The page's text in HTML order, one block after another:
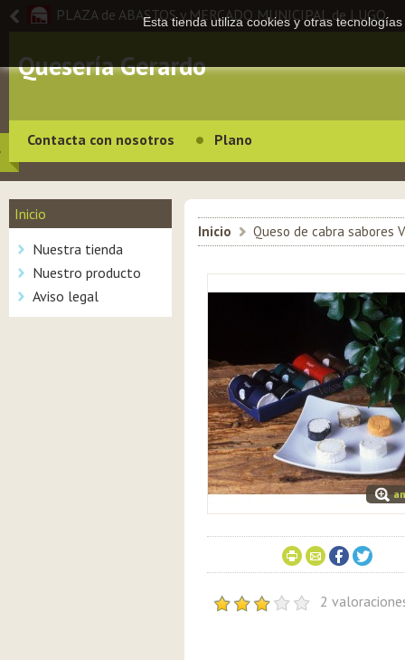
PLAZA de ABASTOS y MERCADO MUNICIPAL de LUGO
Quesería Gerardo
Contacta con nosotros Plano
Inicio
Nuestra tienda
Nuestro producto
Aviso legal
Inicio > Queso de cabra sabores
2
Esta tienda utiliza cookies y otras